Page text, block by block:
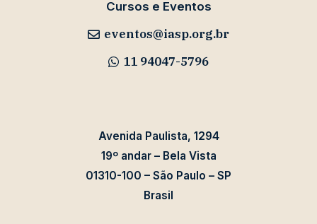
Cursos e Eventos
eventos@iasp.org.br
11 94047-5796
Avenida Paulista, 1294
19º andar – Bela Vista
01310-100 – São Paulo – SP
Brasil